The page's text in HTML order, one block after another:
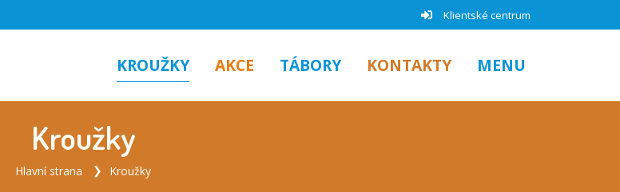
Klientské centrum
KROUŽKY AKCE TÁBORY KONTAKTY MENU
Kroužky
Hlavní strana Kroužky